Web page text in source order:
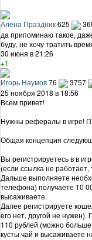
Алёна Праздник625
да припоминаю такое,
буду, не хочу тратить
30 июня в 21:26
+1
Игорь Наумов76
3757
25 ноября 2018 в 18:56
Всем привет!
Нужны рефералы в игре!
Общая концепция
Вы регистрируетесь в в
(если ссылка не работает,
Дальше выполняете
телефона) получаете 10
высаживаете.
Далее регистрируете
его нет, другой не
110 рублей (можно
кусты чай и высаживаете